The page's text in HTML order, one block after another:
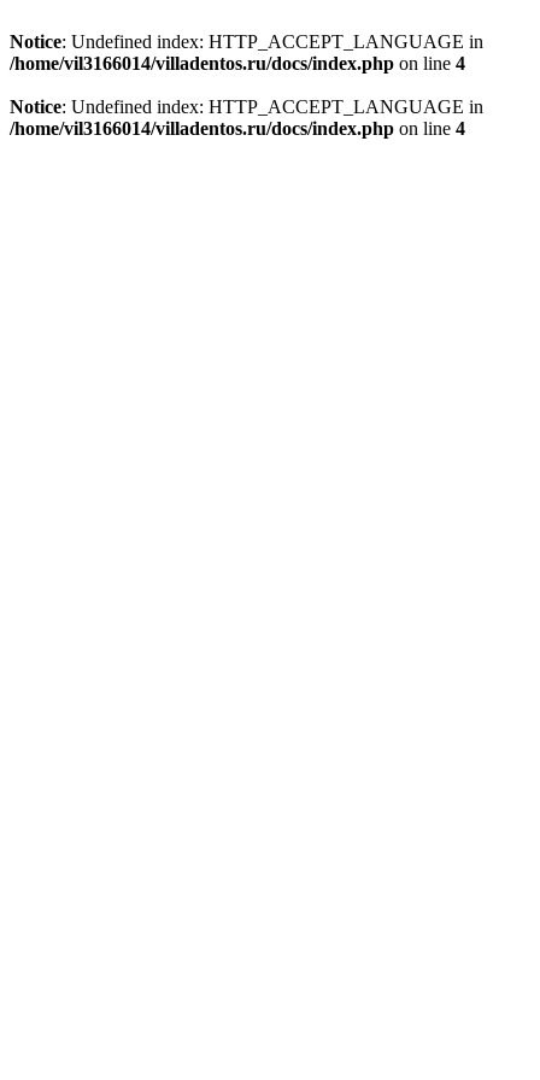
Notice: Undefined index: HTTP_ACCEPT_LANGUAGE in
/home/vil3166014/villadentos.ru/docs/index.php on line 4
Notice: Undefined index: HTTP_ACCEPT_LANGUAGE in
/home/vil3166014/villadentos.ru/docs/index.php on line 4